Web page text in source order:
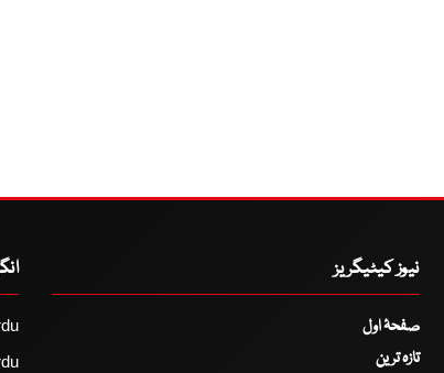
نیوز کیٹیگریز
صفحۂ اول
تازہ ترین